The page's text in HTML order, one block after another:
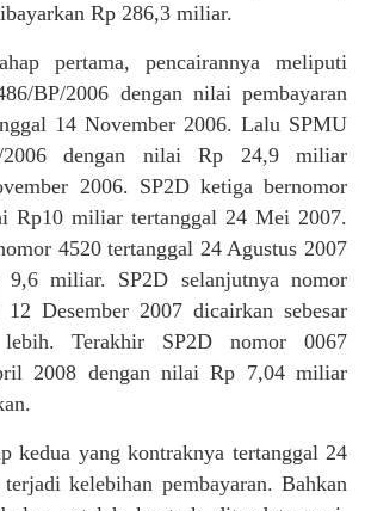
Rp 286,3 miliar.
pertama, pencairannya meliputi
BP/2006 dengan nilai pembayaran
14 November 2006. Lalu SPMU
2006 dengan nilai Rp 24,9 miliar
2006. SP2D ketiga bernomor
Rp10 miliar tertanggal 24 Mei 2007.
4520 tertanggal 24 Agustus 2007
miliar. SP2D selanjutnya nomor
12 Desember 2007 dicairkan sebesar
Terakhir SP2D nomor 0067
2008 dengan nilai Rp 7,04 miliar
kedua yang kontraknya tertanggal 24
kelebihan pembayaran. Bahkan